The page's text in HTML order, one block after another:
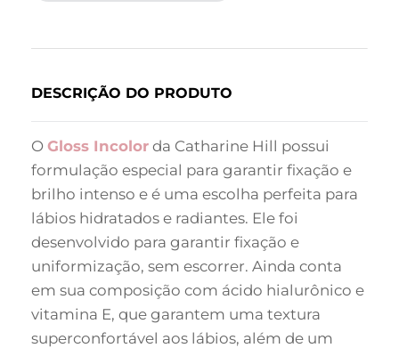
DESCRIÇÃO DO PRODUTO
O Gloss Incolor da Catharine Hill possui
formulação especial para garantir fixação e
brilho intenso e é uma escolha perfeita para
lábios hidratados e radiantes. Ele foi
desenvolvido para garantir fixação e
uniformização, sem escorrer. Ainda conta
em sua composição com ácido hialurônico e
vitamina E, que garantem uma textura
superconfortável aos lábios, além de um